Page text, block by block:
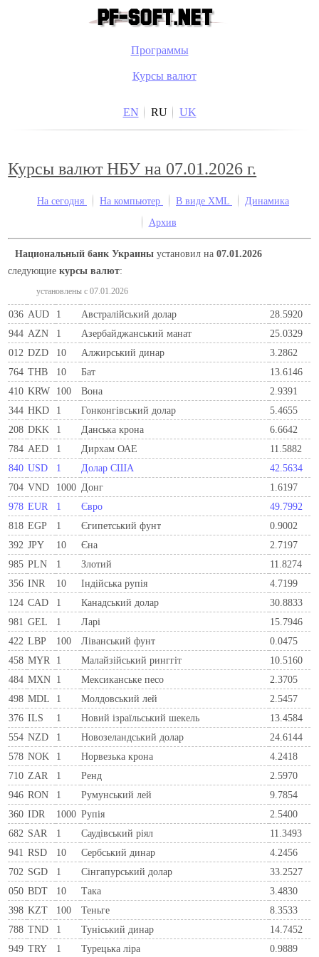
Программы
Курсы валют
EN RU UK
Курсы валют НБУ на 07.01.2026 г.
На сегодня На компьютер В виде XML
Динамика
Архив
Национальный банк Украины установил на07.01.2026
следующиекурсы валют:
установлены c 07.01.2026
036 AUD 1 Австралійський долар
28.5920
944 AZN 1 Азербайджанський манат
25.0329
012 DZD 10 Алжирський динар
3.2862
764 THB 10 Бат
13.6146
410 KRW 100 Вона
2.9391
344 HKD 1 Гонконгівський долар
5.4655
208 DKK 1 Данська крона
6.6642
784 AED 1 Дирхам ОАЕ
11.5882
840 USD 1 Долар США
42.5634
704 VND 1000 Донг
1.6197
978 EUR 1 Євро
49.7992
818 EGP 1 Єгипетський фунт
0.9002
392 JPY 10 Єна
2.7197
985 PLN 1 Злотий
11.8274
356 INR 10 Індійська рупія
4.7199
124 CAD 1 Канадський долар
30.8833
981 GEL 1 Ларi
15.7946
422 LBP 100 Ліванський фунт
0.0475
458 MYR 1 Малайзійський ринггіт
10.5160
484 MXN 1 Мексиканське песо
2.3705
498 MDL 1 Молдовський лей
2.5457
376 ILS 1 Новий ізраїльський шекель
13.4584
554 NZD 1 Новозеландський долар
24.6144
578 NOK 1 Норвезька крона
4.2418
710 ZAR 1 Ренд
2.5970
946 RON 1 Румунський лей
9.7854
360 IDR 1000 Рупія
2.5400
682 SAR 1 Саудівський ріял
11.3493
941 RSD 10 Сербський динар
4.2456
702 SGD 1 Сінгапурський долар
33.2527
050 BDT 10 Така
3.4830
398 KZT 100 Теньге
8.3533
788 TND 1 Туніський динар
14.7452
949 TRY 1 Турецька ліра 0.9889